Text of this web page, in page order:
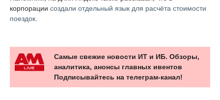
корпорации создали отдельный язык для расчёта стоимости
поездок
Самые свежие новости ИТ и ИБ. Обзоры,
аналитика, анонсы главных ивентов
Подписывайтесь на телеграм-канал!